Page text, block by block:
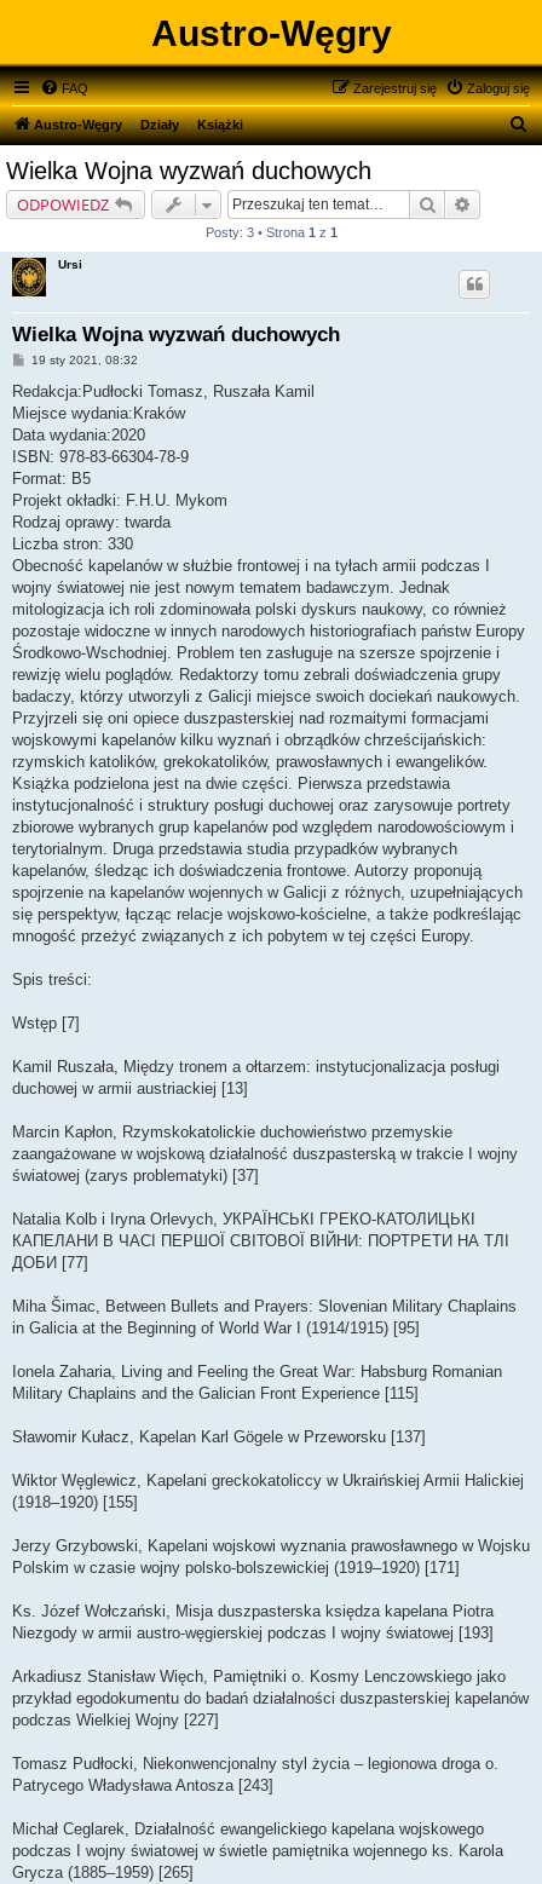
Austro-Węgry
FAQ Zaloguj się
Zarejestruj się
Austro-Węgry Działy Książki
S
Wielka Wojna wyzwań duchowych
ODPOWIEDZ Szukaj
Posty: 3 • Strona 1 z 1
Ursi
Wielka Wojna wyzwań duchowych
P
s
19 sty 2021, 08:32
Redakcja:Pudłocki Tomasz, Ruszała Kamil
Miejsce wydania:Kraków
Data wydania:2020
ISBN: 978-83-66304-78-9
Format: B5
Projekt okładki: F.H.U. Mykom
Rodzaj oprawy: twarda
Liczba stron: 330
Obecność kapelanów w służbie frontowej i na tyłach armii podczas I
wojny światowej nie jest nowym tematem badawczym. Jednak
mitologizacja ich roli zdominowała polski dyskurs naukowy, co również
pozostaje widoczne w innych narodowych historiografiach państw Europy
Środkowo-Wschodniej. Problem ten zasługuje na szersze spojrzenie i
rewizję wielu poglądów. Redaktorzy tomu zebrali doświadczenia grupy
badaczy, którzy utworzyli z Galicji miejsce swoich dociekań naukowych.
Przyjrzeli się oni opiece duszpasterskiej nad rozmaitymi formacjami
wojskowymi kapelanów kilku wyznań i obrządków chrześcijańskich:
rzymskich katolików, grekokatolików, prawosławnych i ewangelików.
Książka podzielona jest na dwie części. Pierwsza przedstawia
instytucjonalność i struktury posługi duchowej oraz zarysowuje portrety
zbiorowe wybranych grup kapelanów pod względem narodowościowym i
terytorialnym. Druga przedstawia studia przypadków wybranych
kapelanów, śledząc ich doświadczenia frontowe. Autorzy proponują
spojrzenie na kapelanów wojennych w Galicji z różnych, uzupełniających
się perspektyw, łącząc relacje wojskowo-kościelne, a także podkreślając
mnogość przeżyć związanych z ich pobytem w tej części Europy.
Spis treści:
Wstęp [7]
Kamil Ruszała, Między tronem a ołtarzem: instytucjonalizacja posługi
duchowej w armii austriackiej [13]
Marcin Kapłon, Rzymskokatolickie duchowieństwo przemyskie
zaangażowane w wojskową działalność duszpasterską w trakcie I wojny
światowej (zarys problematyki) [37]
Natalia Kolb i Iryna Orlevych, УКРАЇНСЬКІ ГРЕКО-КАТОЛИЦЬКІ
КАПЕЛАНИ В ЧАСІ ПЕРШОЇ СВІТОВОЇ ВІЙНИ: ПОРТРЕТИ НА ТЛІ
ДОБИ [77]
Miha Šimac, Between Bullets and Prayers: Slovenian Military Chaplains
in Galicia at the Beginning of World War I (1914/1915) [95]
Ionela Zaharia, Living and Feeling the Great War: Habsburg Romanian
Military Chaplains and the Galician Front Experience [115]
Sławomir Kułacz, Kapelan Karl Gögele w Przeworsku [137]
Wiktor Węglewicz, Kapelani greckokatoliccy w Ukraińskiej Armii Halickiej
(1918–1920) [155]
Jerzy Grzybowski, Kapelani wojskowi wyznania prawosławnego w Wojsku
Polskim w czasie wojny polsko-bolszewickiej (1919–1920) [171]
Ks. Józef Wołczański, Misja duszpasterska księdza kapelana Piotra
Niezgody w armii austro-węgierskiej podczas I wojny światowej [193]
Arkadiusz Stanisław Więch, Pamiętniki o. Kosmy Lenczowskiego jako
przykład egodokumentu do badań działalności duszpasterskiej kapelanów
podczas Wielkiej Wojny [227]
Tomasz Pudłocki, Niekonwencjonalny styl życia – legionowa droga o.
Patrycego Władysława Antosza [243]
Michał Ceglarek, Działalność ewangelickiego kapelana wojskowego
podczas I wojny światowej w świetle pamiętnika wojennego ks. Karola
Grycza (1885–1959) [265]